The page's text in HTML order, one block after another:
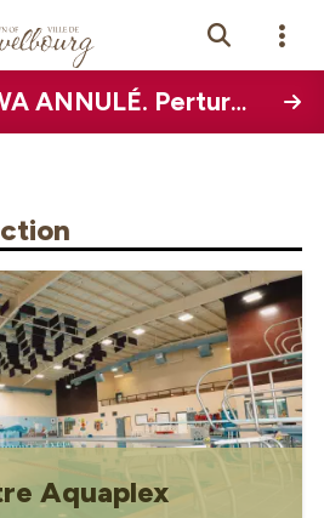
30 juillet PDWA ANNULÉ. Perturbation de l'eau à l'échelle de la ville prévue le 12 août 2026
Events Calendar
Photo Gallery
Contact Us
View Site In glish
Aquaplex